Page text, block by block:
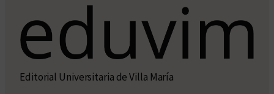
Editorial Universitaria de Villa María